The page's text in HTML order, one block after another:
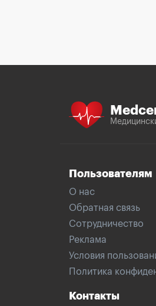
Пользователям
О нас
Обратная связь
Сотрудничество
Реклама
Условия
Политика
Контакты